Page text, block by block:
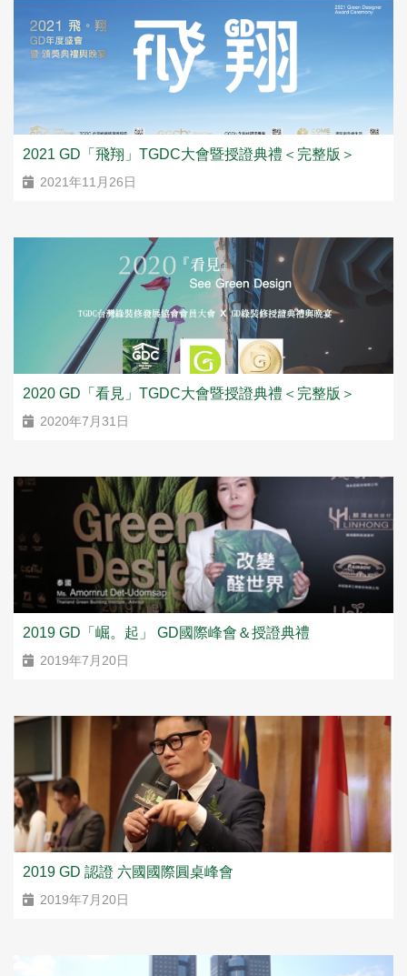
2021 GD「飛翔」TGDC大會暨授證典禮＜完整版＞
2021年11月26日
2020 GD「看見」TGDC大會暨授證典禮＜完整版＞
2020年7月31日
2019 GD「崛。起」 GD國際峰會＆授證典禮
2019年7月20日
2019 GD 認證 六國國際圓桌峰會
2019年7月20日